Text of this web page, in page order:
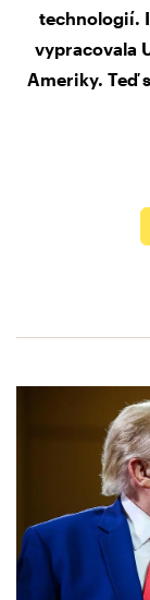
technologií.
vypracovala
Ameriky. Teď